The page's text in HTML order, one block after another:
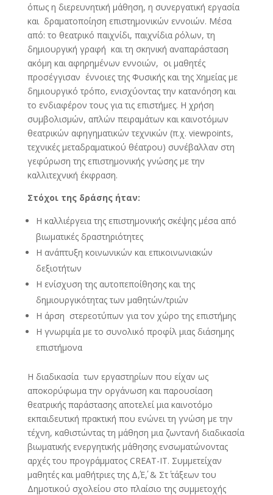
όπως η διερευνητική μάθηση, η συνεργατική εργασία
και δραματοποίηση επιστημονικών εννοιών. Μέσα
από: το θεατρικό παιχνίδι, παιχνίδια ρόλων, τη
δημιουργική γραφή και τη σκηνική αναπαράσταση
ακόμη και αφηρημένων εννοιών, οι μαθητές
προσέγγισαν έννοιες της Φυσικής και της Χημείας με
δημιουργικό τρόπο, ενισχύοντας την κατανόηση και
το ενδιαφέρον τους για τις επιστήμες. Η χρήση
συμβολισμών, απλών πειραμάτων και καινοτόμων
θεατρικών αφηγηματικών τεχνικών (π.χ. viewpoints,
τεχνικές μεταδραματικού θέατρου) συνέβαλλαν στη
γεφύρωση της επιστημονικής γνώσης με την
καλλιτεχνική έκφραση.
Στόχοι της δράσης ήταν:
Η καλλιέργεια της επιστημονικής σκέψης μέσα από
βιωματικές δραστηριότητες
Η ανάπτυξη κοινωνικών και επικοινωνιακών
δεξιοτήτων
Η ενίσχυση της αυτοπεποίθησης και της
δημιουργικότητας των μαθητών/τριών
Η άρση στερεοτύπων για τον χώρο της επιστήμης
Η γνωριμία με το συνολικό προφίλ μιας διάσημης
επιστήμονα
Η διαδικασία των εργαστηρίων που είχαν ως
αποκορύφωμα την οργάνωση και παρουσίαση
θεατρικής παράστασης αποτελεί μια καινοτόμο
εκπαιδευτική πρακτική που ενώνει τη γνώση με την
τέχνη, καθιστώντας τη μάθηση μια ζωντανή διαδικασία
βιωματικής ενεργητικής μάθησης ενσωματώνοντας
αρχές του προγράμματος CREAT-IT. Συμμετείχαν
μαθητές και μαθήτριες της Δ΄,Ε΄, & Στ΄ τάξεων του
Δημοτικού σχολείου στο πλαίσιο της συμμετοχής